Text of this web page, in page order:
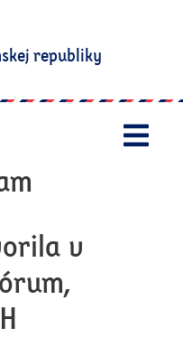
republiky
v